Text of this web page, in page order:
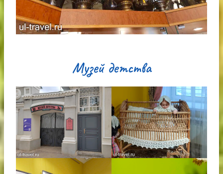
Музей детства